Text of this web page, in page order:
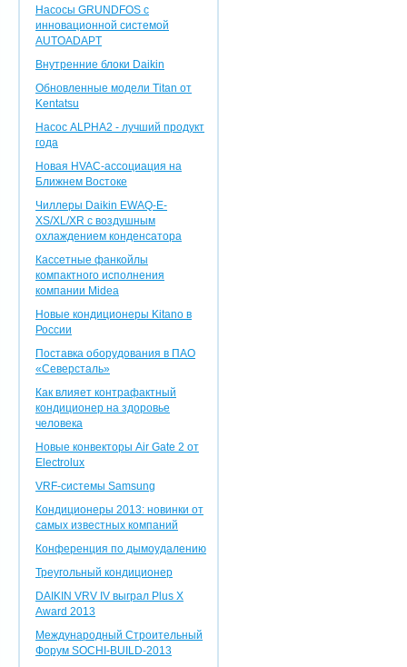
Насосы GRUNDFOS с
инновационной системой
AUTOADAPT
Внутренние блоки Daikin
Обновленные модели Titan от
Kentatsu
Насос ALPHA2 - лучший продукт
года
Новая HVAC-ассоциация на
Ближнем Востоке
Чиллеры Daikin EWAQ-E-
XS/XL/XR с воздушным
охлаждением конденсатора
Кассетные фанкойлы
компактного исполнения
компании Midea
Новые кондиционеры Kitano в
России
Поставка оборудования в ПАО
«Северсталь»
Как влияет контрафактный
кондиционер на здоровье
человека
Новые конвекторы Air Gate 2 от
Electrolux
VRF-системы Samsung
Кондиционеры 2013: новинки от
самых известных компаний
Конференция по дымоудалению
Треугольный кондиционер
DAIKIN VRV IV выграл Plus X
Award 2013
Международный Строительный
Форум SOCHI-BUILD-2013